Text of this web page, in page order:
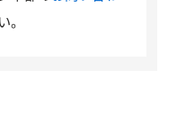
。